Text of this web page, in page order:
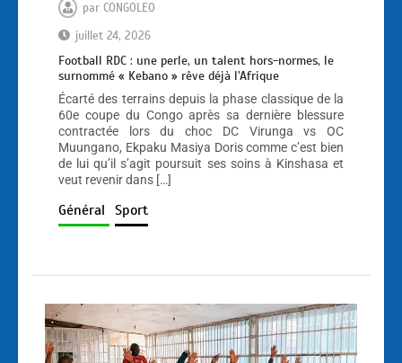
par CONGOLEO
juillet 24, 2026
Football RDC : une perle, un talent hors-normes, le
surnommé « Kebano » rêve déjà l’Afrique
Écarté des terrains depuis la phase classique de la
60e coupe du Congo après sa dernière blessure
contractée lors du choc DC Virunga vs OC
Muungano, Ekpaku Masiya Doris comme c’est bien
de lui qu’il s’agit poursuit ses soins à Kinshasa et
veut revenir dans […]
Général Sport